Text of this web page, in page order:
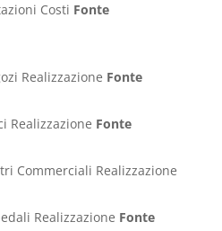
Costi Fonte
Realizzazione Fonte
Realizzazione Fonte
Commerciali Realizzazione
Realizzazione Fonte